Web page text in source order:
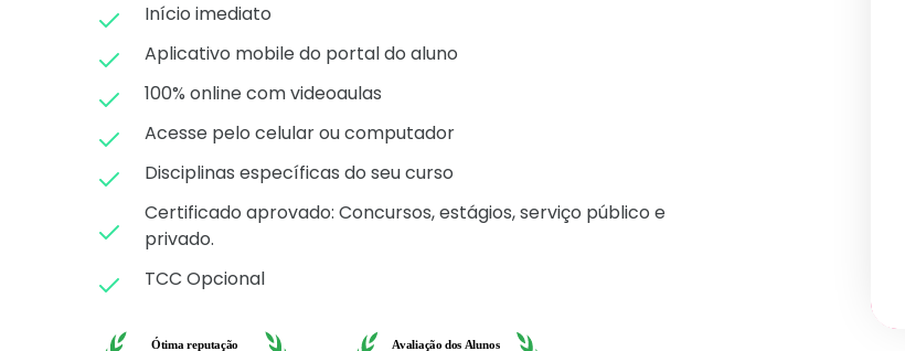
Início imediato
Aplicativo mobile do portal do aluno
100% online com videoaulas
Acesse pelo celular ou computador
Disciplinas específicas do seu curso
Certificado aprovado: Concursos, estágios, serviço público e
privado.
TCC Opcional